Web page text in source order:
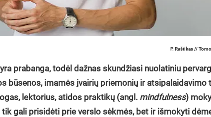
P. Raštikas //
prabanga, todėl dažnas skundžiasi nuolatiniu
būsenos, imamės įvairių priemonių ir atsipalaidavimo
lektorius, atidos praktikų (angl. mindfulness)
tik gali prisidėti prie verslo sėkmės, bet ir išmokyti